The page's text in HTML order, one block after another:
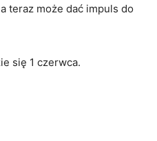
teraz może dać impuls do
się 1 czerwca.